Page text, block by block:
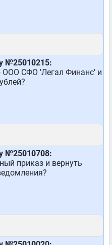
№25010215:
ООО СФО 'Легал Финанс' и
№25010708:
приказ и вернуть